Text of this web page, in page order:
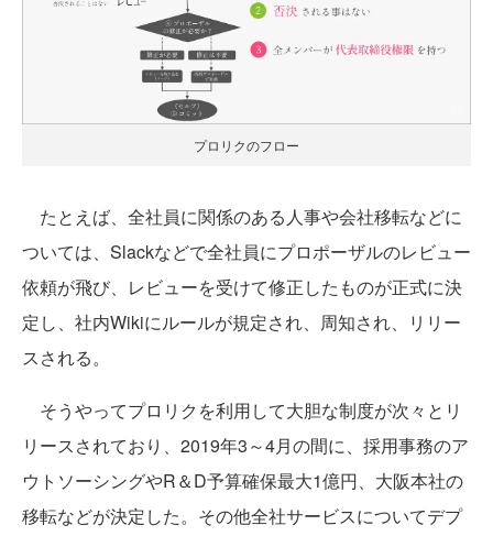
プロリクのフロー
たとえば、全社員に関係のある人事や会社移転などに
ついては、Slackなどで全社員にプロポーザルのレビュー
依頼が飛び、レビューを受けて修正したものが正式に決
定し、社内Wikiにルールが規定され、周知され、リリー
スされる。
そうやってプロリクを利用して大胆な制度が次々とリ
リースされており、2019年3～4月の間に、採用事務のア
ウトソーシングやR＆D予算確保最大1億円、大阪本社の
移転などが決定した。その他全社サービスについてデプ